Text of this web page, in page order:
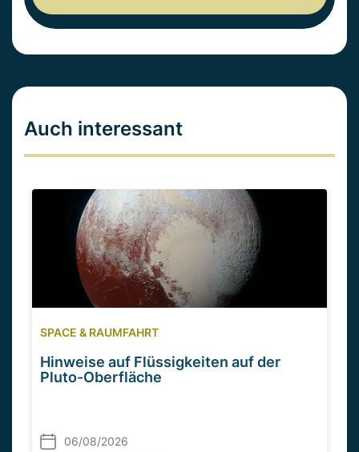
Auch interessant
SPACE & RAUMFAHRT
Hinweise auf Flüssigkeiten auf der
Pluto-Oberfläche
06/08/2026